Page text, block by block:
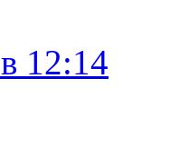
12:14